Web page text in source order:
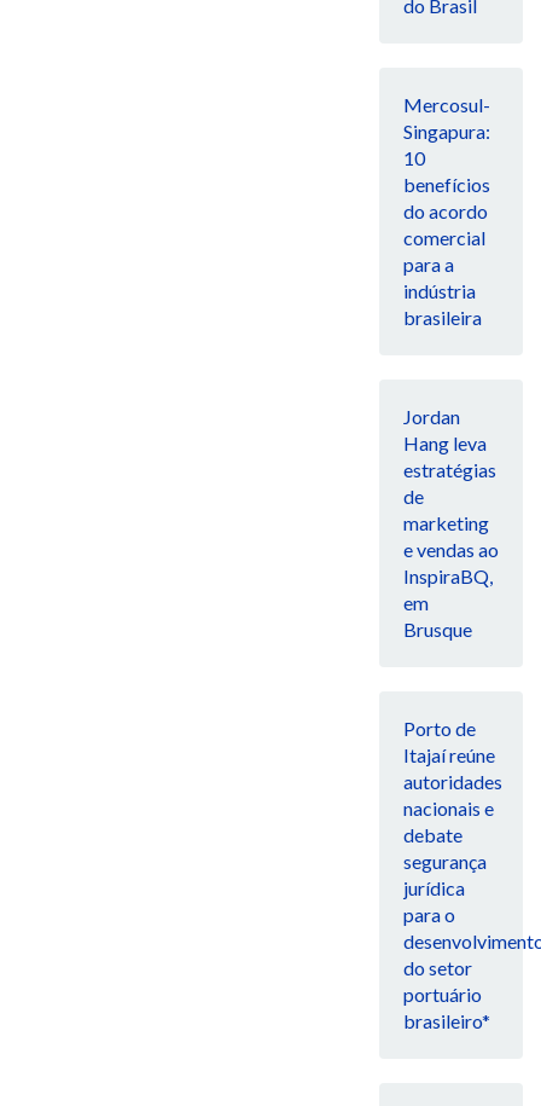
do Brasil
Mercosul-
Singapura:
10
benefícios
do acordo
comercial
para a
indústria
brasileira
Jordan
Hang leva
estratégias
de
marketing
e vendas ao
InspiraBQ,
em
Brusque
Porto de
Itajaí reúne
autoridades
nacionais e
debate
segurança
jurídica
para o
do setor
portuário
brasileiro*